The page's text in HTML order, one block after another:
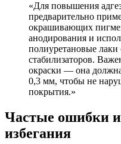
«Для повышения
предварительно
окрашивающих
анодирования и
полиуретановые
стабилизаторов.
окраски — она
0,3 мм, чтобы не
покрытия.»
Частые ошибки
избегания